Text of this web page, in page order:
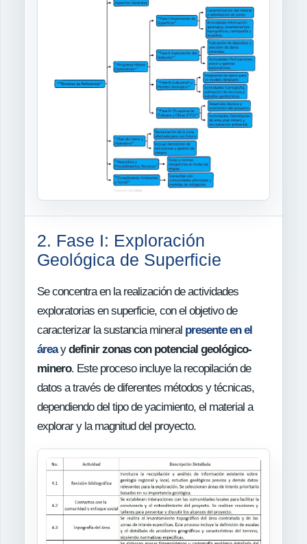
2. Fase I: Exploración
Geológica de Superficie
Se concentra en la realización de actividades
exploratorias en superficie, con el objetivo de
caracterizar la sustancia mineral presente en el
áreaydefinir zonas con potencial geológico-
minero. Este proceso incluye la recopilación de
datos a través de diferentes métodos y técnicas,
dependiendo del tipo de yacimiento, el material a
explorar y la magnitud del proyecto.